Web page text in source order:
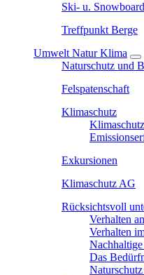
Ski- u.
Treffpunkt Berge
Umwelt Natur Klima
Naturschutz und
Felspatenschaft
Klimaschutz
Exkursionen
Klimaschutz AG
Rücksichtsvoll
Verhalten
Verhalten
Das